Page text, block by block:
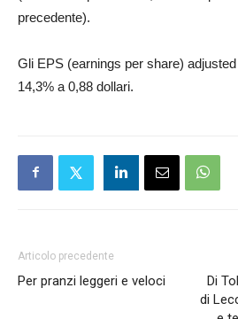
precedente).
Gli EPS (earnings per share)
14,3% a 0,88 dollari.
Articolo precedente
Per pranzi leggeri e veloci
Di
di